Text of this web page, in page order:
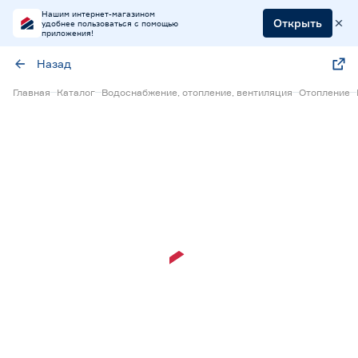
Нашим интернет-магазином
удобнее пользоваться с помощью
приложения!
Открыть
Назад
Главная Каталог Водоснабжение, отопление, вентиляция Отопление